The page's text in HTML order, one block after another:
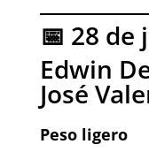
📅 28 de
Edwin
José
Peso ligero